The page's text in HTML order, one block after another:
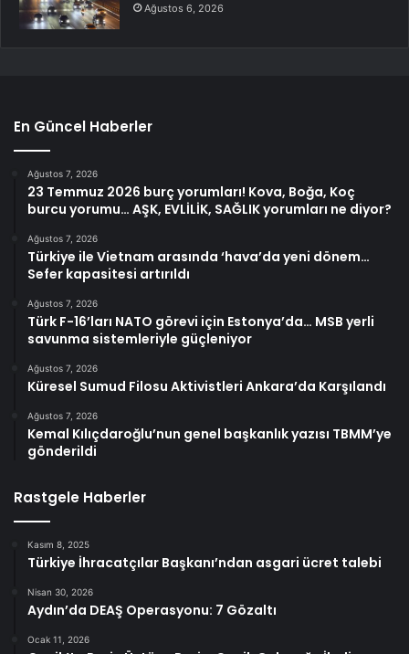
Ağustos 6, 2026
En Güncel Haberler
Ağustos 7, 2026
23 Temmuz 2026 burç yorumları! Kova, Boğa, Koç
burcu yorumu… AŞK, EVLİLİK, SAĞLIK yorumları ne diyor?
Ağustos 7, 2026
Türkiye ile Vietnam arasında ‘hava’da yeni dönem…
Sefer kapasitesi artırıldı
Ağustos 7, 2026
Türk F-16’ları NATO görevi için Estonya’da… MSB yerli
savunma sistemleriyle güçleniyor
Ağustos 7, 2026
Küresel Sumud Filosu Aktivistleri Ankara’da Karşılandı
Ağustos 7, 2026
Kemal Kılıçdaroğlu’nun genel başkanlık yazısı TBMM’ye
gönderildi
Rastgele Haberler
Kasım 8, 2025
Türkiye İhracatçılar Başkanı’ndan asgari ücret talebi
Nisan 30, 2026
Aydın’da DEAŞ Operasyonu: 7 Gözaltı
Ocak 11, 2026